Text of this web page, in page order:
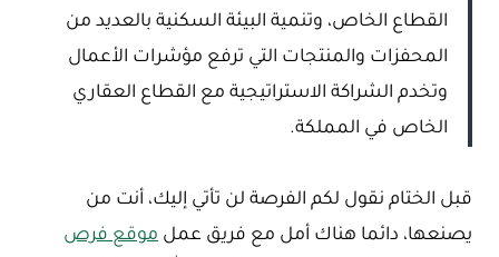
القطاع الخاص، وتنمية البيئة السكنية بالعديد من
المحفزات والمنتجات التي ترفع مؤشرات الأعمال
وتخدم الشراكة الاستراتيجية مع القطاع العقاري
الخاص في المملكة.
قبل الختام نقول لكم الفرصة لن تأتي إليك، أنت من
يصنعها، دائما هناك أمل مع فريق عمل موقع فرص